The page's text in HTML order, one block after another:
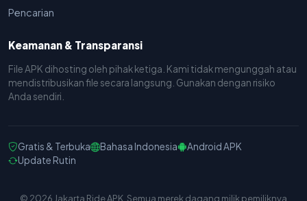
Pencarian
Keamanan & Transparansi
File APK dihosting oleh pihak ketiga. Kami tidak mengunggah atau
mendistribusikan file secara langsung. Gunakan dengan risiko
Anda sendiri.
Gratis & Terbuka Bahasa Indonesia
Android APK
Update Rutin
© 2026 Jakarta Ride APK. Semua merek dagang milik pemiliknya